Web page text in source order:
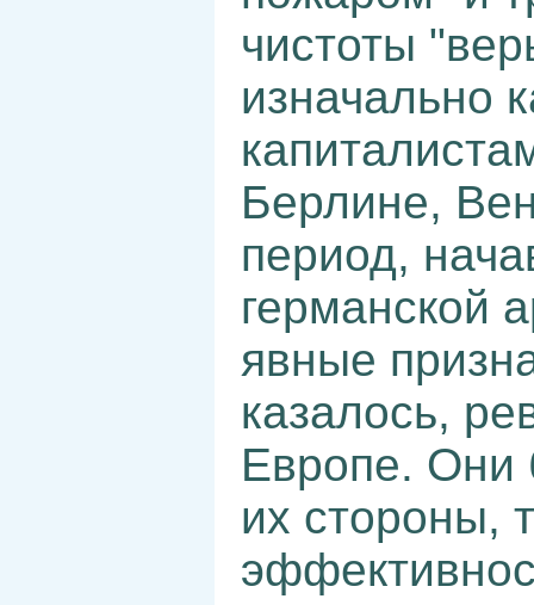
чистоты
изначально
Берлине,
период,
германской
явные
казалось,
Европе. Они
их стороны,